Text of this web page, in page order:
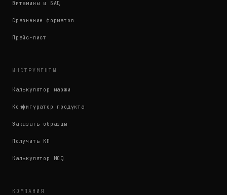
Витамины и БАД
Сравнение форматов
Прайс-лист
ИНСТРУМЕНТЫ
Калькулятор маржи
Конфигуратор продукта
Заказать образцы
Получить КП
Калькулятор MOQ
КОМПАНИЯ